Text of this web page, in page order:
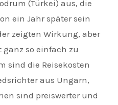
(Türkei) aus, die
ein Jahr später sein
zeigten Wirkung, aber
so einfach zu
sind die Reisekosten
aus Ungarn,
sind preiswerter und